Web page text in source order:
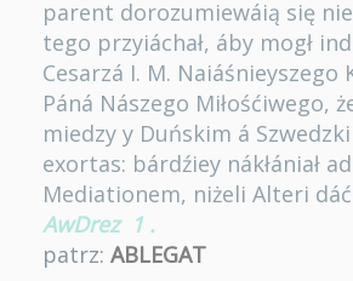
parent dorozumiewáią się
tego przyiáchał, áby mogł
Cesarzá I. M. Naiáśnieyszego
Páná Nászego Miłośćiwego,
miedzy y Duńskim á
exortas: bárdźiey nákłániał ad
Mediationem, niżeli Alteri
AwDrez 1 .
patrz: ABLEGAT